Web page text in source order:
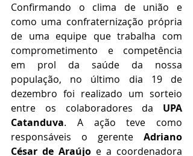
Confirmando o clima de união e
como uma confraternização própria
de uma equipe que trabalha com
comprometimento e competência
em prol da saúde da nossa
população, no último dia 19 de
dezembro foi realizado um sorteio
entre os colaboradores da UPA
Catanduva. A ação teve como
responsáveis o gerente Adriano
César de Araújo e a coordenadora